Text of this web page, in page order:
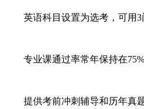
英语科目设置为选考，可用3
专业课通过率常年保持在75%
提供考前冲刺辅导和历年真